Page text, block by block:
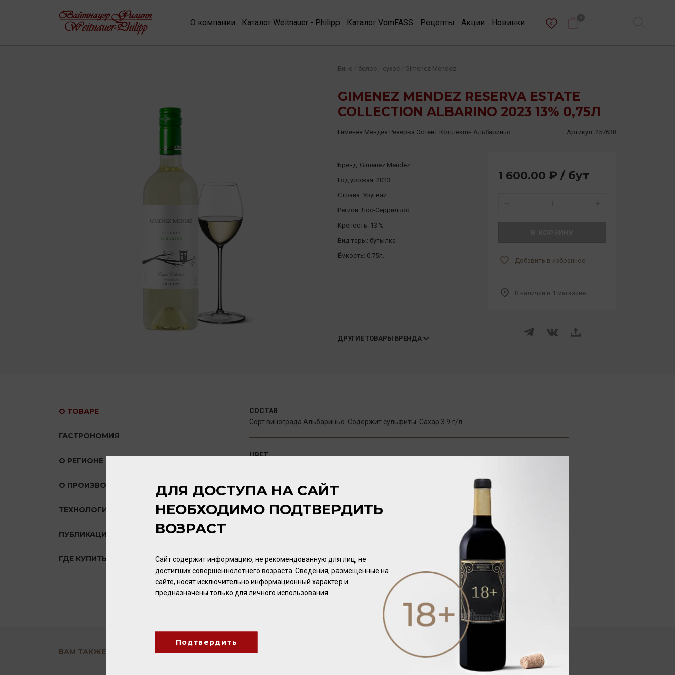
О компании Каталог Weitnauer - Philipp Каталог VomFASS Рецепты Акции Новинки 0
GIMENEZ MENDEZ RESERVA ESTATE
COLLECTION ALBARINO 2023 13% 0,75Л
Вино белое сухое Gimenez Mendez
Гименез Мендез Резерва Эстейт Коллекшн Альбариньо Артикул: 257638
Бренд: Gimenez Mendez
Год урожая: 2023
Страна: Уругвай
Регион: Лос-Серрильос
Крепость: 13 %
Вид тары: бутылка
Ёмкость: 0.75л.
ДРУГИЕ ТОВАРЫ БРЕНДА
1 600.00 ₽ / бут
Добавить в избранное
В наличии в 1 магазине
О ТОВАРЕ
ГАСТРОНОМИЯ
О РЕГИОНЕ
О ПРОИЗВОДИТЕЛЕ
ТЕХНОЛОГИЯ
ПУБЛИКАЦИИ О ТОВАРЕ
ГДЕ КУПИТЬ?
СОСТАВ
Сорт винограда Альбариньо. Содержит сульфиты. Сахар 3.9 г/л
ЦВЕТ
Интенсивный, с чётко выраженными цитрусовыми нотами, с оттенками чрезвычайно
нежных белых цветов в сочетании с косточковыми фруктами, прежде всего, свежими
ВКУС
Приятный, с легкой структурой, свежей, умеренной кислотностью и очень стойким
послевкусием.
ВАМ ТАКЖЕ ПОНРАВИТСЯ
ДЛЯ ДОСТУПА НА САЙТ
НЕОБХОДИМО ПОДТВЕРДИТЬ
ВОЗРАСТ
Сайт содержит информацию, не рекомендованную для лиц, не
достигших совершеннолетнего возраста. Сведения, размещенные на
сайте, носят исключительно информационный характер и
предназначены только для личного использования.
Подтвердить